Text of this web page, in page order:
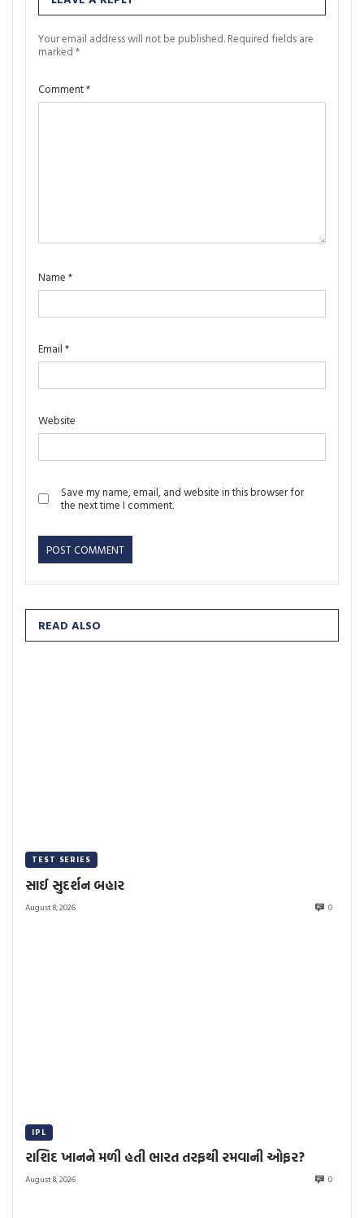
Your email address will not be published. Required fields are
marked *
Comment*
Name *
Email *
Website
Save my name, email, and website in this browser for
the next time I comment.
READ ALSO
TEST SERIES
સાઈ સુદર્શન બહાર
August 8, 2026 0
IPL
રાશિદ ખાનને મળી હતી ભારત તરફથી રમવાની ઓફર?
August 8, 2026 0